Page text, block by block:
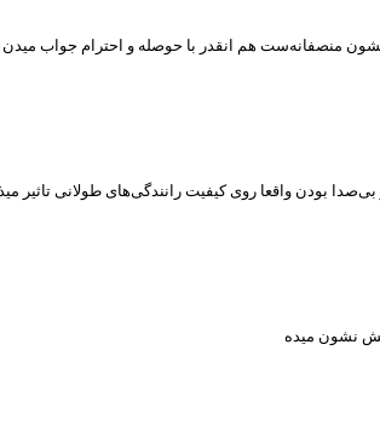
منصفانه‌ست هم انقدر با حوصله و احترام جواب
بودن واقعا روی کیفیت رانندگی‌های طولانی تاثیر
نشون میده